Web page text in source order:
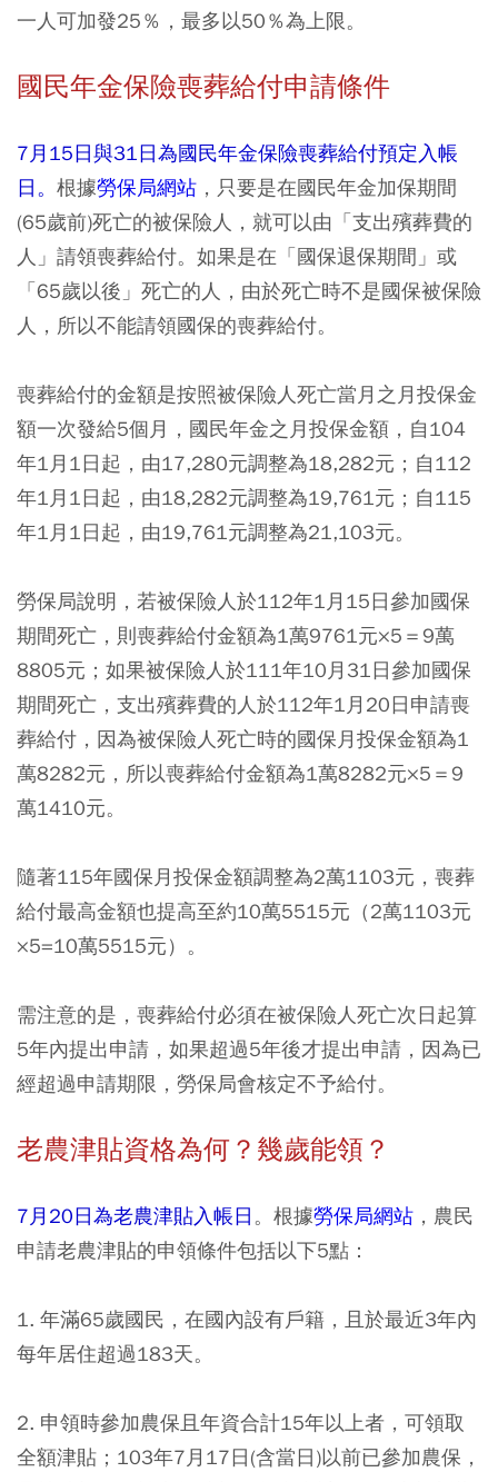
一人可加發25％，最多以50％為上限。
國民年金保險喪葬給付申請條件
7月15日與31日為國民年金保險喪葬給付預定入帳
日。 根據勞保局網站 ，只要是在國民年金加保期間
(65歲前)死亡的被保險人，就可以由「支出殯葬費的
人」請領喪葬給付。如果是在「國保退保期間」或
「65歲以後」死亡的人，由於死亡時不是國保被保險
人，所以不能請領國保的喪葬給付。
喪葬給付的金額是按照被保險人死亡當月之月投保金
額一次發給5個月，國民年金之月投保金額，自104
年1月1日起，由17,280元調整為18,282元；自112
年1月1日起，由18,282元調整為19,761元；自115
年1月1日起，由19,761元調整為21,103元。
勞保局說明，若被保險人於112年1月15日參加國保
期間死亡，則喪葬給付金額為1萬9761元×5＝9萬
8805元；如果被保險人於111年10月31日參加國保
期間死亡，支出殯葬費的人於112年1月20日申請喪
葬給付，因為被保險人死亡時的國保月投保金額為1
萬8282元，所以喪葬給付金額為1萬8282元×5＝9
萬1410元。
隨著115年國保月投保金額調整為2萬1103元，喪葬
給付最高金額也提高至約10萬5515元（2萬1103元
×5=10萬5515元）。
需注意的是，喪葬給付必須在被保險人死亡次日起算
5年內提出申請，如果超過5年後才提出申請，因為已
經超過申請期限，勞保局會核定不予給付。
老農津貼資格為何？幾歲能領？
7月20日為老農津貼入帳日。根據勞保局網站 ，農民
申請老農津貼的申領條件包括以下5點：
1. 年滿65歲國民，在國內設有戶籍，且於最近3年內
每年居住超過183天。
2. 申領時參加農保且年資合計15年以上者，可領取
全額津貼；103年7月17日(含當日)以前已參加農保，